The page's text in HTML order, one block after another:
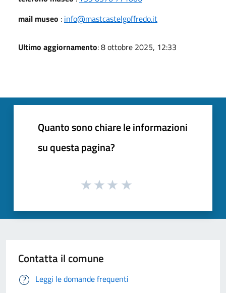
mail museo : info@mastcastelgoffredo.it
Ultimo aggiornamento: 8 ottobre 2025, 12:33
Quanto sono chiare le informazioni
su questa pagina?
Contatta il comune
Leggi le domande frequenti